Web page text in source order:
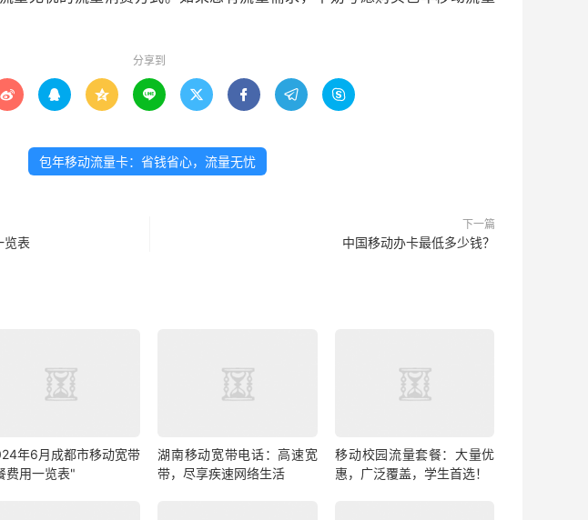
分享到
       
包年移动流量卡：省钱省心，流量无忧
览表
下一篇
中国移动办卡最低多少钱？
年6月成都市移动宽带
费用一览表"
湖南移动宽带电话：高速宽
带，尽享疾速网络生活
移动校园流量套餐：大量优
惠，广泛覆盖，学生首选！